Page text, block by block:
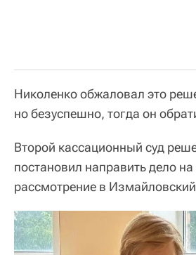
Николенко обжаловал это
но безуспешно, тогда он
Второй кассационный суд
постановил направить дело
рассмотрение в